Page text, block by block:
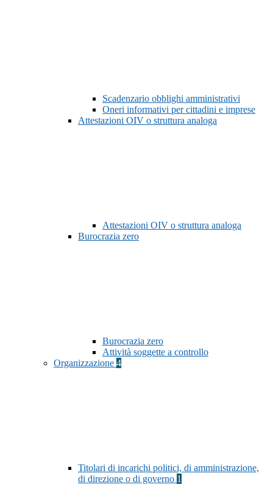
Scadenzario obblighi amministrativi
Oneri informativi per cittadini e imprese
Attestazioni OIV o struttura analoga
Attestazioni OIV o struttura analoga
Burocrazia zero
Burocrazia zero
Attività soggette a controllo
Organizzazione 4
Titolari di incarichi politici, di amministrazione,
di direzione o di governo 1